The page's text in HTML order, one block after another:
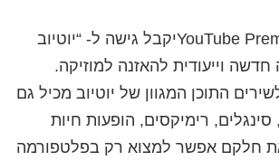
כל משתמש YouTube Premiumיקבל גישה ל- “יוטיוב
חדשה וייעודית להאזנה למוזיקה.
התוכן המגוון של יוטיוב מכיל גם
רימיקסים, הופעות חיות
חלקם אפשר למצוא רק בפלטפורמה